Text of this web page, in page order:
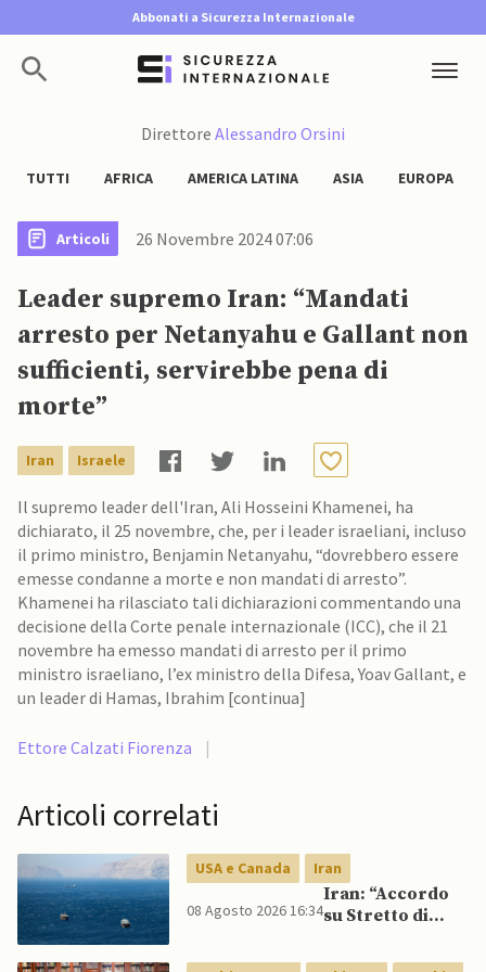
Abbonati a Sicurezza Internazionale
Direttore Alessandro Orsini
TUTTI AFRICA AMERICA LATINA ASIA EUROPA
Articoli 26 Novembre 2024 07:06
Leader supremo Iran: “Mandati
arresto per Netanyahu e Gallant non
sufficienti, servirebbe pena di
morte”
Iran Israele
Il supremo leader dell'Iran, Ali Hosseini Khamenei, ha
dichiarato, il 25 novembre, che, per i leader israeliani, incluso
il primo ministro, Benjamin Netanyahu, “dovrebbero essere
emesse condanne a morte e non mandati di arresto”.
Khamenei ha rilasciato tali dichiarazioni commentando una
decisione della Corte penale internazionale (ICC), che il 21
novembre ha emesso mandati di arresto per il primo
ministro israeliano, l’ex ministro della Difesa, Yoav Gallant, e
un leader di Hamas, Ibrahim [continua]
Ettore Calzati Fiorenza |
Articoli correlati
USA e Canada Iran
08 Agosto 2026 16:34
Iran: “Accordo
su Stretto di
ma non aprirà il